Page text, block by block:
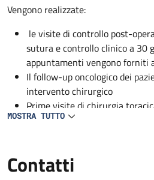
Vengono realizzate:
le visite di controllo post-
sutura e controllo clinico a 30
appuntamenti vengono forniti
Il follow-up oncologico dei
intervento chirurgico
Prime visite di chirurgia
CUP.
MOSTRA TUTTO
Contatti